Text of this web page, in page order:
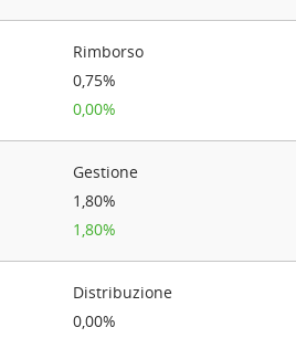
Rimborso
0,75%
0,00%
Gestione
1,80%
1,80%
Distribuzione
0,00%